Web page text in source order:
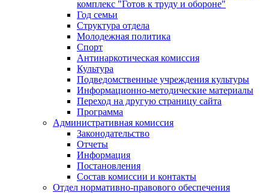
комплекс "Готов к труду и обороне"
Год семьи
Структура отдела
Молодежная политика
Спорт
Антинаркотическая комиссия
Культура
Подведомственные учреждения культуры
Информационно-методические материалы
Переход на другую страницу сайта
Программа
Административная комиссия
Законодательство
Отчеты
Информация
Постановления
Состав комиссии и контакты
Отдел нормативно-правового обеспечения